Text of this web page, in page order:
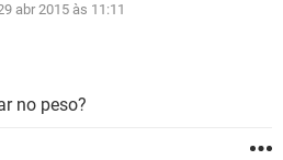
abr 2015 às 11:11
no peso?